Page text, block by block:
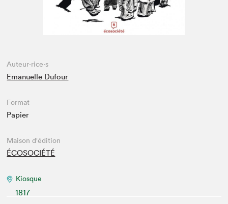
Auteur·rice·s
Emanuelle Dufour
Format
Papier
Maison d'édition
ÉCOSOCIÉTÉ
Kiosque
1817